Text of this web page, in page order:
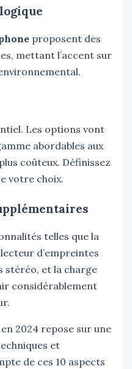
proposent des
mettant l’accent sur
Les options vont
abordables aux
coûteux. Définissez
votre choix.
telles que la
d’empreintes
stéréo, et la charge
considérablement
2024 repose sur une
et
de ces 10 aspects